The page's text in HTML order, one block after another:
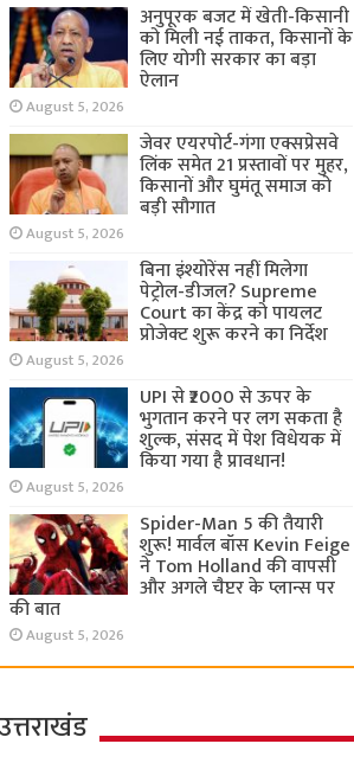
अनुपूरक बजट में खेती-किसानी
को मिली नई ताकत, किसानों के
लिए योगी सरकार का बड़ा
ऐलान
August 5, 2026
जेवर एयरपोर्ट-गंगा एक्सप्रेसवे
लिंक समेत 21 प्रस्तावों पर मुहर,
किसानों और घुमंतू समाज को
बड़ी सौगात
August 5, 2026
बिना इंश्योरेंस नहीं मिलेगा
पेट्रोल-डीजल? Supreme
Court का केंद्र को पायलट
प्रोजेक्ट शुरू करने का निर्देश
August 5, 2026
UPI से ₹2000 से ऊपर के
भुगतान करने पर लग सकता है
शुल्क, संसद में पेश विधेयक में
किया गया है प्रावधान!
August 5, 2026
Spider-Man 5 की तैयारी
शुरू! मार्वल बॉस Kevin Feige
ने Tom Holland की वापसी
और अगले चैप्टर के प्लान्स पर
की बात
August 5, 2026